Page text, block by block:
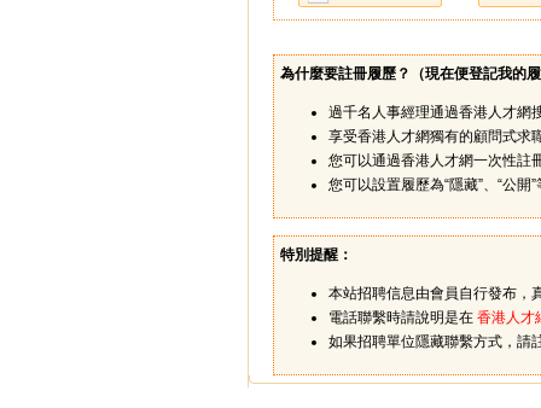
為什麼要註冊履歷？（現在便登記我的
過千名人事經理通過香港人才網
享受香港人才網獨有的顧問式求
您可以通過香港人才網一次性註
您可以設置履歷為“隱藏”、“公
特別提醒：
本站招聘信息由會員自行發布，
電話聯繫時請說明是在 香港人才
如果招聘單位隱藏聯繫方式，請